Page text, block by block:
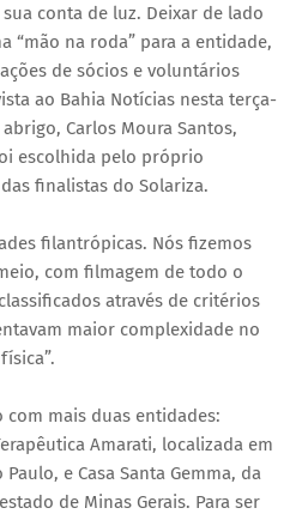
conta de luz. Deixar de lado
“mão na roda” para a entidade,
de sócios e voluntários
ao Bahia Notícias nesta terça-
Carlos Moura Santos,
escolhida pelo próprio
finalistas do Solariza.
filantrópicas. Nós fizemos
com filmagem de todo o
através de critérios
maior complexidade no
mais duas entidades:
Amarati, localizada em
e Casa Santa Gemma, da
de Minas Gerais. Para ser